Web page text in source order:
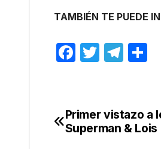
TAMBIÉN TE PUEDE
F
e
b
T
er
T
gr
a
p
ar
Navegación
Primer vistazo a
Superman & Lois